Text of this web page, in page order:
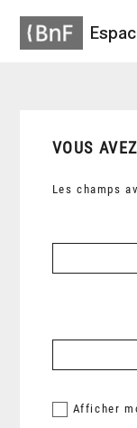
VOUS
Les champs
Afficher